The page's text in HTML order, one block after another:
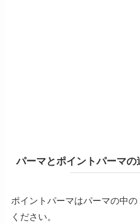
パーマとポイントパーマの
ポイントパーマはパーマの中
ください。